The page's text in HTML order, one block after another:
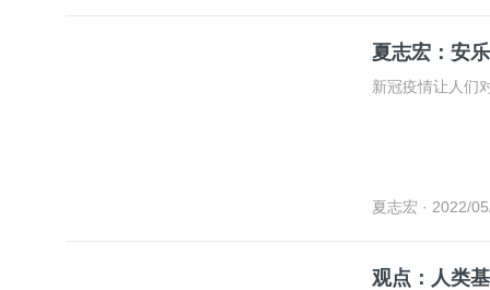
夏志宏：安
新冠疫情让人们
夏志宏 · 2022/
观点：人类